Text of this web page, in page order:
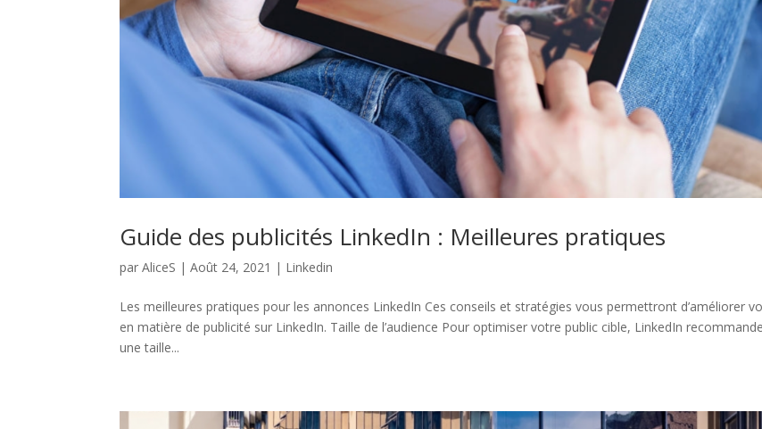
parAliceS|Août 24, 2021 |Linkedin
en matière de publicité sur LinkedIn. Taille de l’audience Pour optimiser votre public cible, LinkedIn
une taille...